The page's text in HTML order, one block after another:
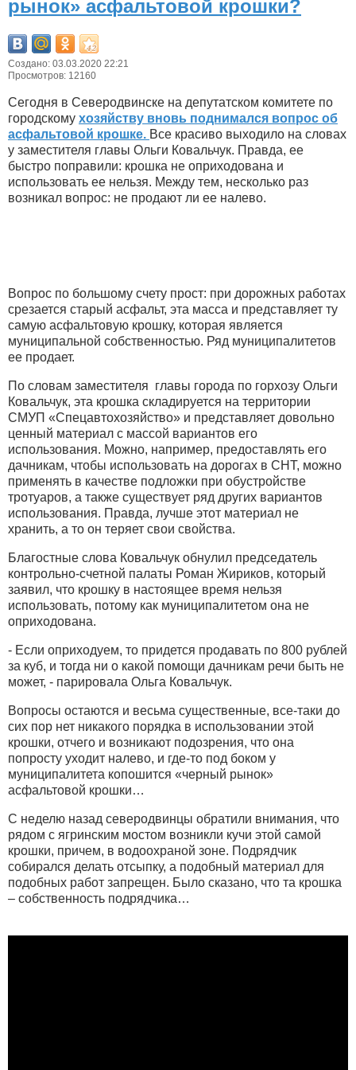
рынок» асфальтовой крошки?
Создано: 03.03.2020 22:21
Просмотров: 12160
Сегодня в Северодвинске на депутатском комитете по
городскому хозяйству вновь поднимался вопрос об
асфальтовой крошке. Все красиво выходило на словах
у заместителя главы Ольги Ковальчук. Правда, ее
быстро поправили: крошка не оприходована и
использовать ее нельзя. Между тем, несколько раз
возникал вопрос: не продают ли ее налево.
Вопрос по большому счету прост: при дорожных работах
срезается старый асфальт, эта масса и представляет ту
самую асфальтовую крошку, которая является
муниципальной собственностью. Ряд муниципалитетов
ее продает.
По словам заместителя главы города по горхозу Ольги
Ковальчук, эта крошка складируется на территории
СМУП «Спецавтохозяйство» и представляет довольно
ценный материал с массой вариантов его
использования. Можно, например, предоставлять его
дачникам, чтобы использовать на дорогах в СНТ, можно
применять в качестве подложки при обустройстве
тротуаров, а также существует ряд других вариантов
использования. Правда, лучше этот материал не
хранить, а то он теряет свои свойства.
Благостные слова Ковальчук обнулил председатель
контрольно-счетной палаты Роман Жириков, который
заявил, что крошку в настоящее время нельзя
использовать, потому как муниципалитетом она не
оприходована.
- Если оприходуем, то придется продавать по 800 рублей
за куб, и тогда ни о какой помощи дачникам речи быть не
может, - парировала Ольга Ковальчук.
Вопросы остаются и весьма существенные, все-таки до
сих пор нет никакого порядка в использовании этой
крошки, отчего и возникают подозрения, что она
попросту уходит налево, и где-то под боком у
муниципалитета копошится «черный рынок»
асфальтовой крошки…
С неделю назад северодвинцы обратили внимания, что
рядом с ягринским мостом возникли кучи этой самой
крошки, причем, в водоохраной зоне. Подрядчик
собирался делать отсыпку, а подобный материал для
подобных работ запрещен. Было сказано, что та крошка
– собственность подрядчика…